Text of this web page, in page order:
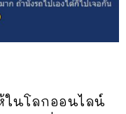
ในโลกออนไลน์